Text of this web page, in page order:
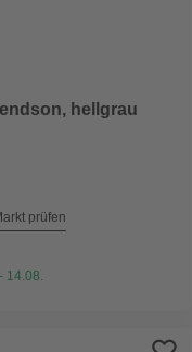
hellgrau
prüfen
14.08.